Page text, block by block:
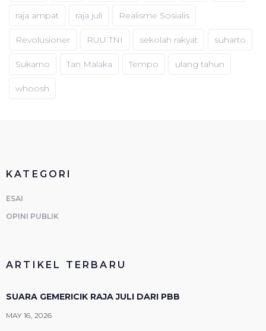
raja ampat raja juli Realisme Sosialis
Revolusioner RUU TNI sekolah rakyat suharto
Sukarno Tan Malaka Tempo ulang tahun
whoosh
KATEGORI
ESAI
OPINI PUBLIK
ARTIKEL TERBARU
SUARA GEMERICIK RAJA JULI DARI PBB
MAY 16, 2026